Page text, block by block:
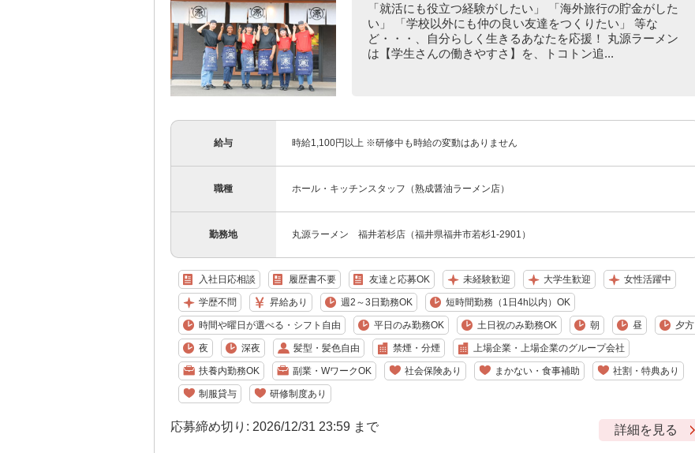
「就活にも役立つ経験がしたい」 「海外旅行の貯金がした
い」 「学校以外にも仲の良い友達をつくりたい」 等な
ど・・・、自分らしく生きるあなたを応援！ 丸源ラーメン
は【学生さんの働きやすさ】を、トコトン追...
給与 時給1,100円以上 ※研修中も時給の変動はありません
職種 ホール・キッチンスタッフ（熟成醤油ラーメン店）
勤務地 丸源ラーメン 福井若杉店（福井県福井市若杉1-2901）
入社日応相談 履歴書不要 友達と応募OK 未経験歓迎 大学生歓迎 女性活躍中
学歴不問 昇給あり 週2～3日勤務OK 短時間勤務（1日4h以内）OK
時間や曜日が選べる・シフト自由 平日のみ勤務OK 土日祝のみ勤務OK 朝 昼 夕方
夜 深夜 髪型・髪色自由 禁煙・分煙 上場企業・上場企業のグループ会社
扶養内勤務OK 副業・WワークOK 社会保険あり まかない・食事補助 社割・特典あり
制服貸与 研修制度あり
応募締め切り: 2026/12/31 23:59 まで 詳細を見る